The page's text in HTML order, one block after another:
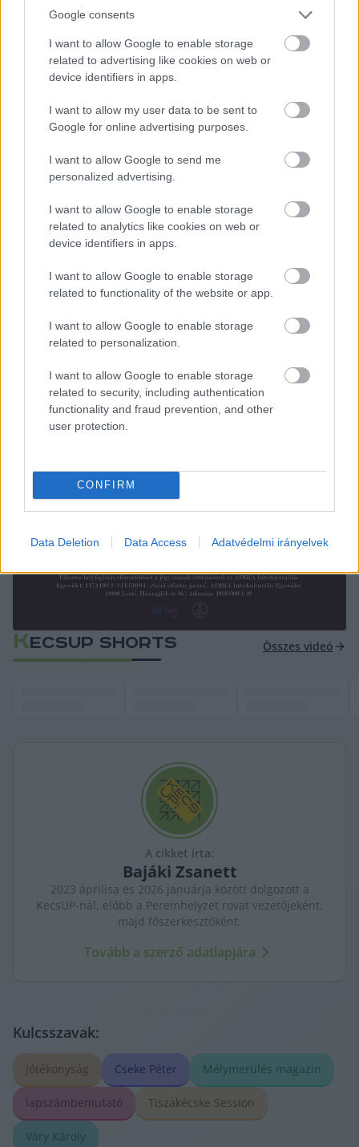
Google consents
I want to allow Google to enable storage
related to advertising like cookies on web or
device identifiers in apps.
I want to allow my user data to be sent to
Google for online advertising purposes.
I want to allow Google to send me
personalized advertising.
I want to allow Google to enable storage
related to analytics like cookies on web or
device identifiers in apps.
I want to allow Google to enable storage
related to functionality of the website or app.
I want to allow Google to enable storage
related to personalization.
I want to allow Google to enable storage
related to security, including authentication
functionality and fraud prevention, and other
user protection.
CONFIRM
Data Deletion Data Access Adatvédelmi irányelvek
igazgatója:Cseke Péter igazgató, színművész.
KECSUP SHORTS Összes videó
A cikket írta:
Bajáki Zsanett
2023 áprilisa és 2026 januárja között dolgozott a
KecsUP-nál, előbb a Peremhelyzet rovat vezetőjeként,
majd főszerkesztőként.
Tovább a szerző adatlapjára
Kulcsszavak:
jótékonyság Cseke Péter Mélymerülés magazin
lapszámbemutató Tiszakécske Session
Váry Károly